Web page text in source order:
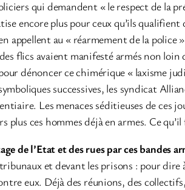
qui demandent « le respect de la
encore plus pour ceux qu’ils
appellent au « réarmement de la
flics avaient manifesté armés non
dénoncer ce chimérique « laxisme
successives, les syndicat
Les menaces séditieuses de ces
plus ces hommes déjà en armes. Ce
de l’Etat et des rues par ces
et devant les prisons : pour dire
eux. Déjà des réunions, des